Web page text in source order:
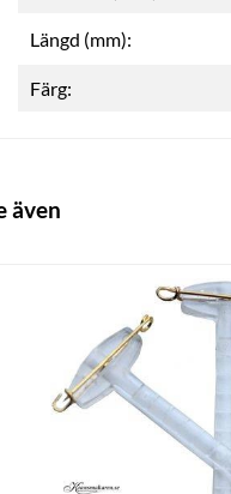
Längd (mm):
Färg:
även